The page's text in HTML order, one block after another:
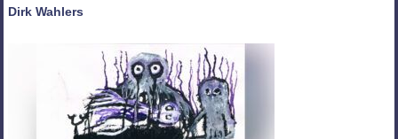
Dirk Wahlers